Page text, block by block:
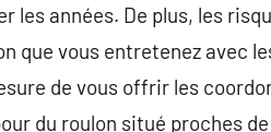
années. De plus, les
que vous entretenez avec
de vous offrir les
du roulon situé proches